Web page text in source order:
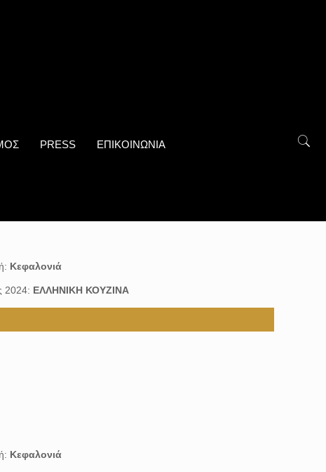
PRESS ΕΠΙΚΟΙΝΩΝΙΑ
Κεφαλονιά
2024: ΕΛΛΗΝΙΚΗ ΚΟΥΖΙΝΑ
Κεφαλονιά